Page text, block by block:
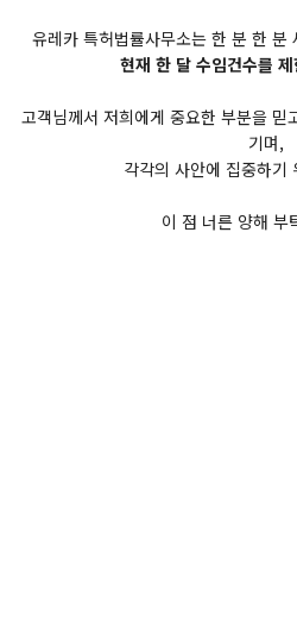
유레카 특허법률사무소는 한 분 한 분
현재 한 달 수임건수를
고객님께서 저희에게 중요한 부분을 믿
기며,
각각의 사안에 집중하기
이 점 너른 양해 부